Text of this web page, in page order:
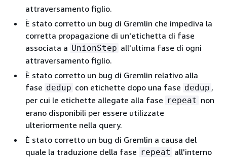
attraversamento figlio.
È stato corretto un bug di Gremlin che impediva la
corretta propagazione di un'etichetta di fase
associata a UnionStep all'ultima fase di ogni
attraversamento figlio.
È stato corretto un bug di Gremlin relativo alla
fase dedup con etichette dopo una fase dedup ,
per cui le etichette allegate alla fase repeat non
erano disponibili per essere utilizzate
ulteriormente nella query.
È stato corretto un bug di Gremlin a causa del
quale la traduzione della fase repeat all'interno